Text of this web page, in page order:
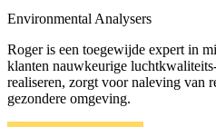
Environmental Analysers
Roger is een toegewijde expert in
klanten nauwkeurige
realiseren, zorgt voor naleving van
gezondere omgeving.